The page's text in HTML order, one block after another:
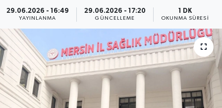
29.06.2026 - 16:49
YAYINLANMA
29.06.2026 - 17:20
GÜNCELLEME
1 DK
OKUNMA SÜRESI
Yaşam
Anali̇z
Bi̇li̇m & Teknoloji̇
Dünya